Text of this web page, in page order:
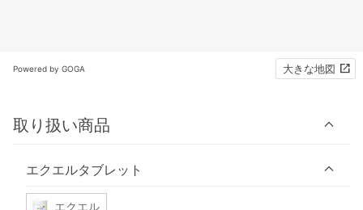
Powered by GOGA 大きな地図
取り扱い商品
エクエルタブレット
エクエル